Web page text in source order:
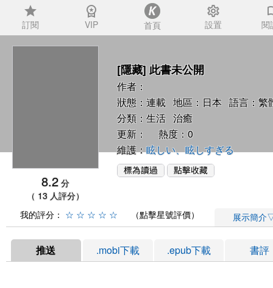
star
訂閱
workspace_premium
VIP 首頁
settings
設置 閱
8.2 分
（ 13 人評分）
[隱藏] 此書未公開
作者：
狀態：連載 地區：日本 語言：繁
分類： 生活 治癒
更新： 熱度：0
維護：眩しい、眩しすぎる
我的評分： ☆ ☆ ☆ ☆ ☆ （點擊星號評價） 展示簡介
推送 .mobi下載 .epub下載 書評